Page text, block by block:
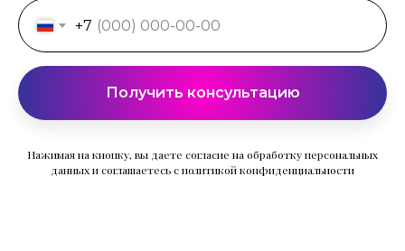
+7
Получить консультацию
Нажимая на кнопку, вы даете согласие на обработку персональных
данных и соглашаетесь c политикой конфиденциальности